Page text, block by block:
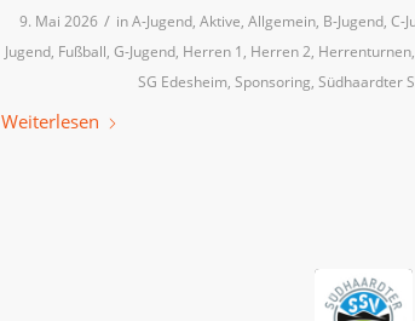
9. Mai 2026 / inA-Jugend, Aktive, Allgemein, B-Jugend, C-
Jugend, Fußball, G-Jugend, Herren 1, Herren 2, Herrenturnen,
SG Edesheim, Sponsoring, Südhaardter
Weiterlesen